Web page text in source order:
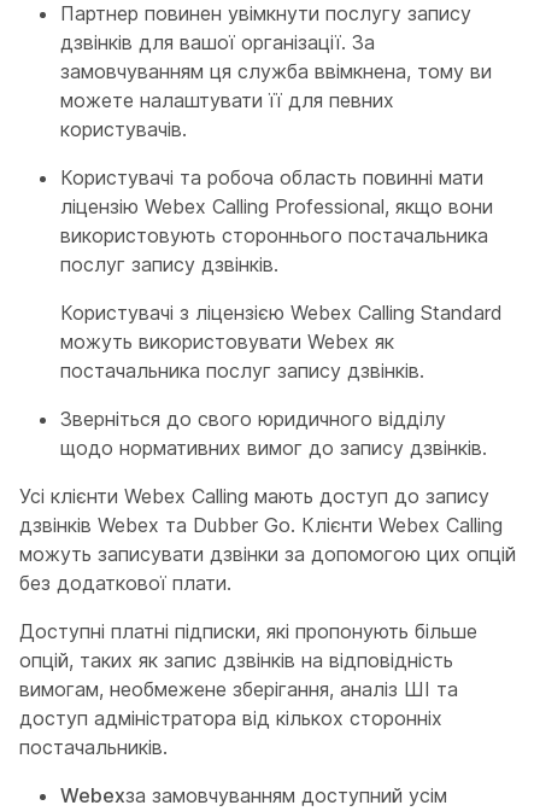
Партнер повинен увімкнути послугу запису
дзвінків для вашої організації. За
замовчуванням ця служба ввімкнена, тому ви
можете налаштувати її для певних
користувачів.
Користувачі та робоча область повинні мати
ліцензію Webex Calling Professional, якщо вони
використовують стороннього постачальника
послуг запису дзвінків.
Користувачі з ліцензією Webex Calling Standard
можуть використовувати Webex як
постачальника послуг запису дзвінків.
Зверніться до свого юридичного відділу
щодо нормативних вимог до запису дзвінків.
Усі клієнти Webex Calling мають доступ до запису
дзвінків Webex та Dubber Go. Клієнти Webex Calling
можуть записувати дзвінки за допомогою цих опцій
без додаткової плати.
Доступні платні підписки, які пропонують більше
опцій, таких як запис дзвінків на відповідність
вимогам, необмежене зберігання, аналіз ШІ та
доступ адміністратора від кількох сторонніх
постачальників.
Webexза замовчуванням доступний усім